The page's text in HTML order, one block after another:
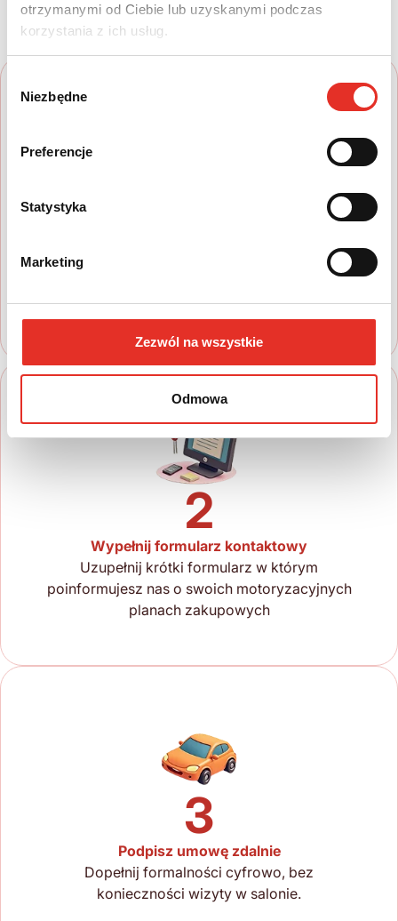
otrzymanymi od Ciebie lub uzyskanymi podczas
korzystania z ich usług.
zgody
Niezbędne
Preferencje
Statystyka
Marketing
Zezwól na wszystkie
Odmowa
prostych krokach
Zapoznaj się z nasza ofertą, aby wybrać
oczekiwania
2
Wypełnij formularz kontaktowy
Uzupełnij krótki formularz w którym
poinformujesz nas o swoich motoryzacyjnych
planach zakupowych
3
Podpisz umowę zdalnie
Dopełnij formalności cyfrowo, bez
konieczności wizyty w salonie.